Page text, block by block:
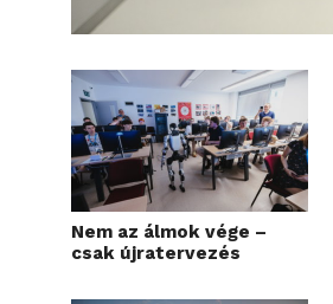
Nem az álmok vége –
csak újratervezés